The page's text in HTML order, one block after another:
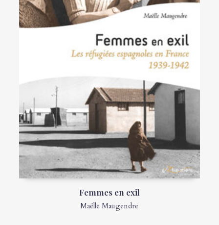
Femmes en exil
Maëlle Maugendre